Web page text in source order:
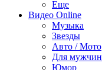
Еще
Видео Online
Музыка
Звезды
Авто / Мото
Для мужчин
Юмор